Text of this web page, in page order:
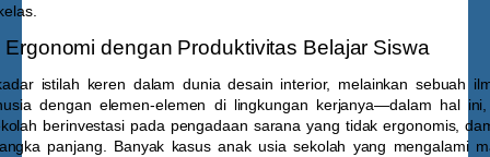
dengan Produktivitas Belajar Siswa
istilah keren dalam dunia desain interior, melainkan sebuah
dengan elemen-elemen di lingkungan kerjanya—dalam hal
berinvestasi pada pengadaan sarana yang tidak ergonomis,
panjang. Banyak kasus anak usia sekolah yang mengalami